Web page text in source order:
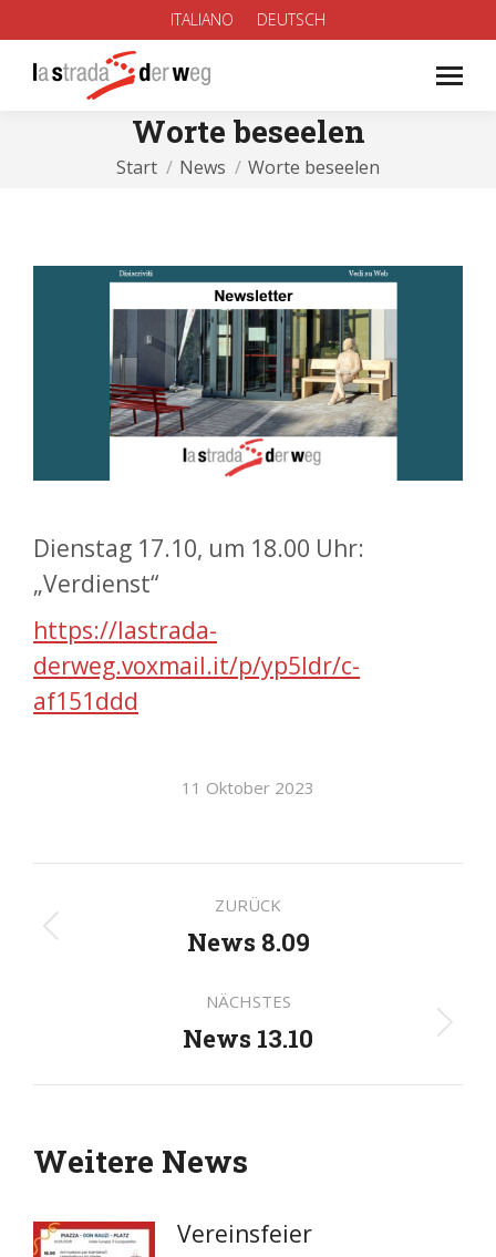
ITALIANO DEUTSCH
Worte beseelen
Sie befinden sich hier:
Start News Worte beseelen
Dienstag 17.10, um 18.00 Uhr:
„Verdienst“
https://lastrada-
derweg.voxmail.it/p/yp5ldr/c-
af151ddd
11 Oktober 2023
ZURÜCK
Vorheriger
News 8.09
NÄCHSTES
Nächster
News 13.10
Weitere News
Vereinsfeier